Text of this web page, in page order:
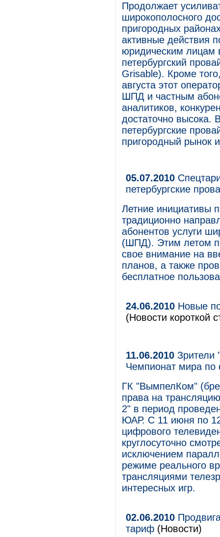
Продолжает
широкополосного
пригородных
активные действия
юридическим лицам
петербургский
Grisable). Кроме
августа этот
ШПД и частным
аналитиков,
достаточно высока.
петербургские
пригородный рынок
05.07.2010
петербургские
Летние инициативы
традиционно
абонентов услуги
(ШПД). Этим летом
свое внимание на
планов, а также
бесплатное
24.06.2010 Новые
(Новости короткой
11.06.2010 Зрители
Чемпионат мира по
ГК "ВымпелКом"
права на
2" в период
ЮАР. С 11 июня по
цифрового
круглосуточно
исключением
режиме реального
трансляциями
интересных игр.
02.06.2010
тариф (Новости)